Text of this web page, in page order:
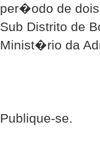
per�odo de
Sub Distrito de
Minist�rio da
Publique-se.